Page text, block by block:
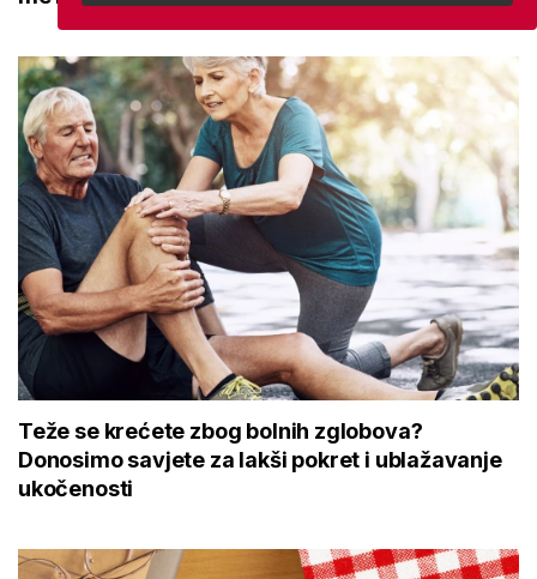
Teže se krećete zbog bolnih zglobova?
Donosimo savjete za lakši pokret i ublažavanje
ukočenosti